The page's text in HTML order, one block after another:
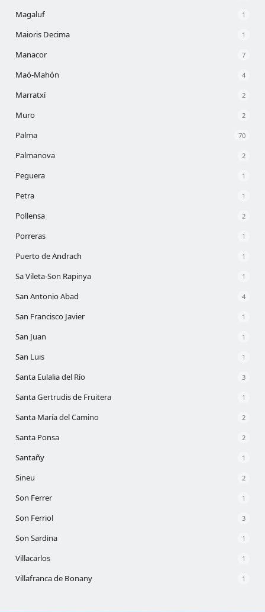
Magaluf 1
Maioris Decima 1
Manacor 7
Maó-Mahón 4
Marratxí 2
Muro 2
Palma 70
Palmanova 2
Peguera 1
Petra 1
Pollensa 2
Porreras 1
Puerto de Andrach 1
Sa Vileta-Son Rapinya 1
San Antonio Abad 4
San Francisco Javier 1
San Juan 1
San Luis 1
Santa Eulalia del Río 3
Santa Gertrudis de Fruitera 1
Santa María del Camino 2
Santa Ponsa 2
Santañy 1
Sineu 2
Son Ferrer 1
Son Ferriol 3
Son Sardina 1
Villacarlos 1
Villafranca de Bonany 1